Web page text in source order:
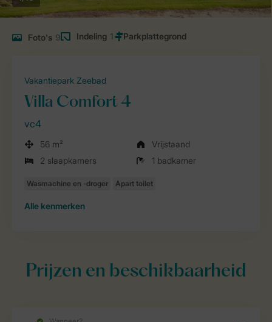
Foto's 9 Indeling 1
Vakantiepark Zeebad
Villa Comfort 4
vc4
56 m²
Vrijstaand
2 slaapkamers
1 badkamer
Alle kenmerken
Prijzen en beschikbaarheid